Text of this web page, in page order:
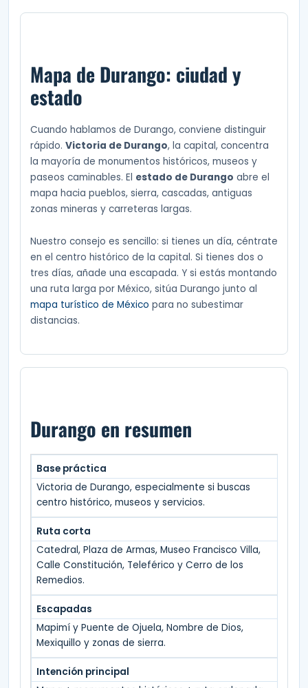
Mapa de Durango: ciudad y
estado
Cuando hablamos de Durango, conviene distinguir
rápido. Victoria de Durango, la capital, concentra
la mayoría de monumentos históricos, museos y
paseos caminables. El estado de Durango abre el
mapa hacia pueblos, sierra, cascadas, antiguas
zonas mineras y carreteras largas.
Nuestro consejo es sencillo: si tienes un día, céntrate
en el centro histórico de la capital. Si tienes dos o
tres días, añade una escapada. Y si estás montando
una ruta larga por México, sitúa Durango junto al
mapa turístico de México para no subestimar
distancias.
Durango en resumen
Base práctica
Victoria de Durango, especialmente si buscas
centro histórico, museos y servicios.
Ruta corta
Catedral, Plaza de Armas, Museo Francisco Villa,
Calle Constitución, Teleférico y Cerro de los
Remedios.
Escapadas
Mapimí y Puente de Ojuela, Nombre de Dios,
Mexiquillo y zonas de sierra.
Intención principal